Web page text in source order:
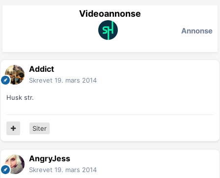
Videoannonse
Annonse
Addict
Skrevet 19. mars 2014
Husk str.
Siter
AngryJess
Skrevet 19. mars 2014